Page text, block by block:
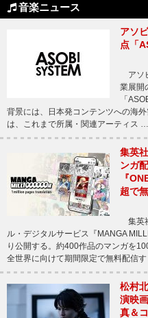
音楽ニュース
アソ
点「
アソ
業展開
「
背景には、日本発コンテンツへの海
は、これまで所属・関連アーティス …
集英
ンガ
『
超で
集英
ル・デジタルサービス『MANGA
り公開する。約400作品のマンガを
全世界に向けて期間限定で無料配信
松村
演映
真＆